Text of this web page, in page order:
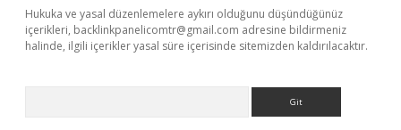
Hukuka ve yasal düzenlemelere aykırı olduğunu düşündüğünüz
içerikleri, backlinkpanelicomtr@gmail.com adresine bildirmeniz
halinde, ilgili içerikler yasal süre içerisinde sitemizden kaldırılacaktır.